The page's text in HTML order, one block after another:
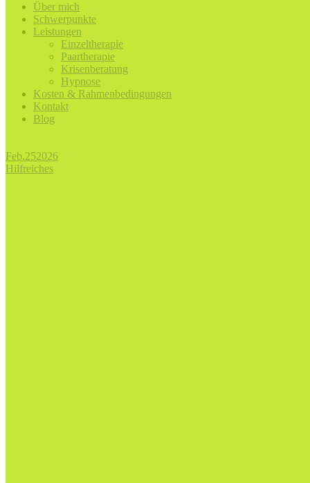
Über mich
Schwerpunkte
Leistungen
Einzeltherapie
Paartherapie
Krisenberatung
Hypnose
Kosten & Rahmenbedingungen
Kontakt
Blog
Feb.252026
Hilfreiches